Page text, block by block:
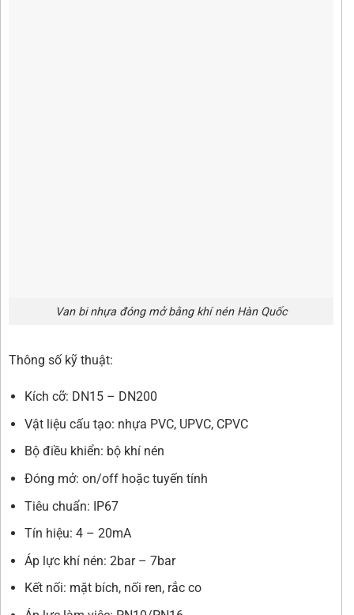
Van bi nhựa đóng mở bằng khí nén Hàn Quốc
Thông số kỹ thuật:
Kích cỡ: DN15 – DN200
Vật liệu cấu tạo: nhựa PVC, UPVC, CPVC
Bộ điều khiển: bộ khí nén
Đóng mở: on/off hoặc tuyến tính
Tiêu chuẩn: IP67
Tín hiệu: 4 – 20mA
Áp lực khí nén: 2bar – 7bar
Kết nối: mặt bích, nối ren, rắc co